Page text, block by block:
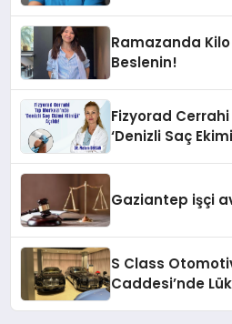
Ramazanda Kilo
Beslenin!
Fizyorad Cerrahi
‘Denizli Saç
Gaziantep işçi
S Class
Caddesi’nde